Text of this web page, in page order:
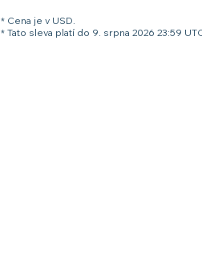
* Cena je v USD.
* Tato sleva platí do 9. srpna 2026 23:59